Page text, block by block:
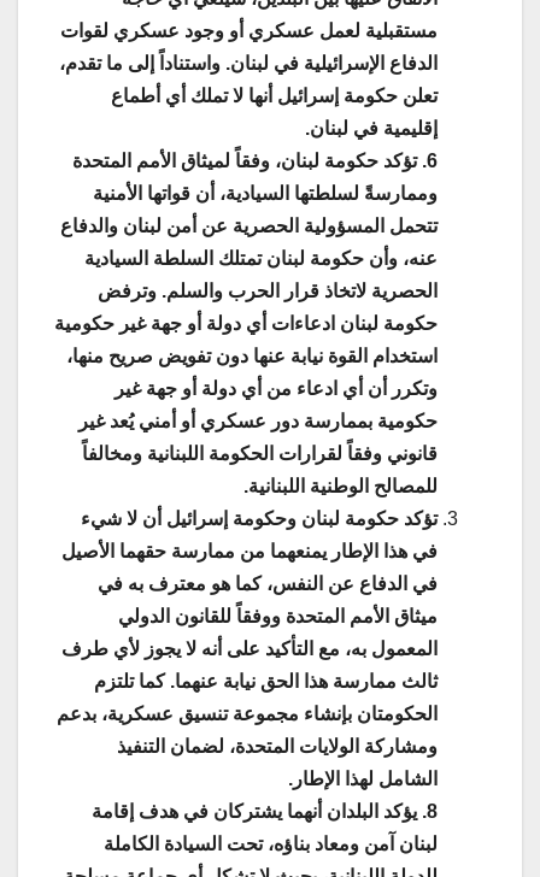
مستقبلية لعمل عسكري أو وجود عسكري لقوات
الدفاع الإسرائيلية في لبنان. واستناداً إلى ما تقدم،
تعلن حكومة إسرائيل أنها لا تملك أي أطماع
إقليمية في لبنان.
6. تؤكد حكومة لبنان، وفقاً لميثاق الأمم المتحدة
وممارسةً لسلطتها السيادية، أن قواتها الأمنية
تتحمل المسؤولية الحصرية عن أمن لبنان والدفاع
عنه، وأن حكومة لبنان تمتلك السلطة السيادية
الحصرية لاتخاذ قرار الحرب والسلم. وترفض
حكومة لبنان ادعاءات أي دولة أو جهة غير حكومية
استخدام القوة نيابة عنها دون تفويض صريح منها،
وتكرر أن أي ادعاء من أي دولة أو جهة غير
حكومية بممارسة دور عسكري أو أمني يُعد غير
قانوني وفقاً لقرارات الحكومة اللبنانية ومخالفاً
للمصالح الوطنية اللبنانية.
تؤكد حكومة لبنان وحكومة إسرائيل أن لا شيء
في هذا الإطار يمنعهما من ممارسة حقهما الأصيل
في الدفاع عن النفس، كما هو معترف به في
ميثاق الأمم المتحدة ووفقاً للقانون الدولي
المعمول به، مع التأكيد على أنه لا يجوز لأي طرف
ثالث ممارسة هذا الحق نيابة عنهما. كما تلتزم
الحكومتان بإنشاء مجموعة تنسيق عسكرية، بدعم
ومشاركة الولايات المتحدة، لضمان التنفيذ
الشامل لهذا الإطار.
8. يؤكد البلدان أنهما يشتركان في هدف إقامة
لبنان آمن ومعاد بناؤه، تحت السيادة الكاملة